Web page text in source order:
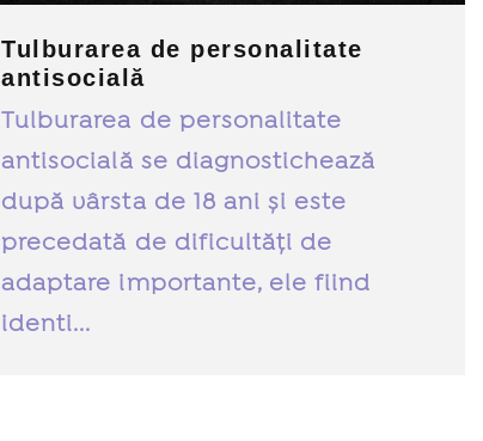
Tulburarea de personalitate
antisocială
Tulburarea de personalitate
antisocială se diagnostichează
după vârsta de 18 ani și este
precedată de dificultăți de
adaptare importante, ele fiind
identi...